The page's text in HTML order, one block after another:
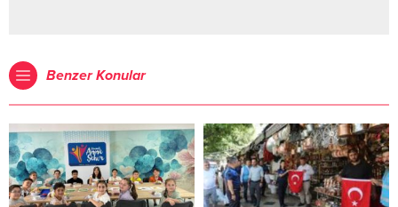
Benzer Konular